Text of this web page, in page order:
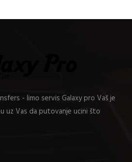
- limo servis Galaxy pro Vaš je
uz Vas da putovanje ucini što